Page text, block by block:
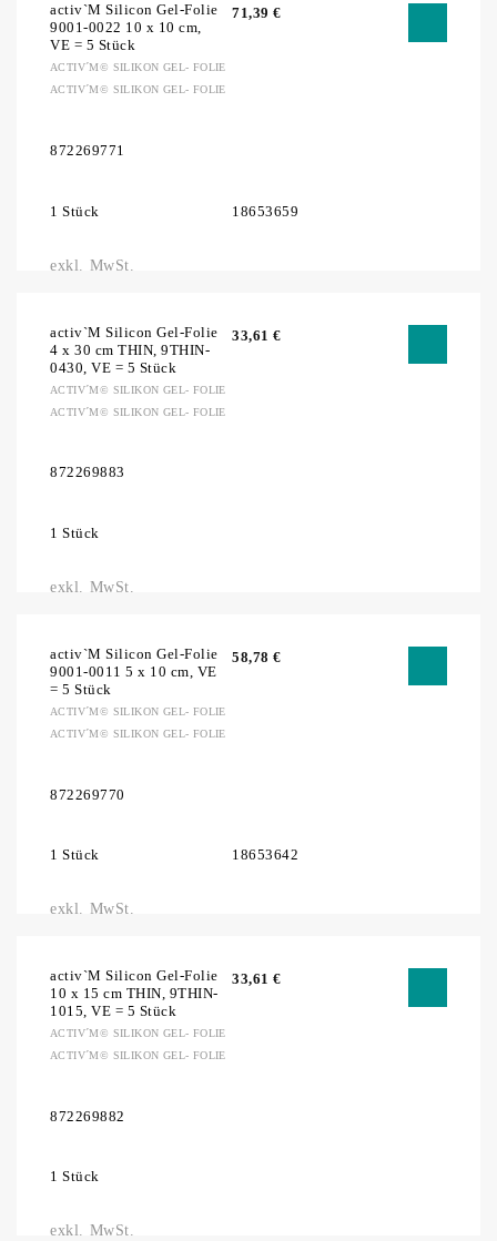
ACTIV´M© SILIKON GEL- FOLIE
ACTIV´M© SILIKON GEL- FOLIE
activ`M Silicon Gel-Folie
9001-0022 10 x 10 cm,
VE = 5 Stück
872269771
1 Stück
71,39€
18653659
exkl. MwSt.
ACTIV´M© SILIKON GEL- FOLIE
ACTIV´M© SILIKON GEL- FOLIE
activ`M Silicon Gel-Folie
4 x 30 cm THIN, 9THIN-
0430, VE = 5 Stück
872269883
1 Stück
33,61€
exkl. MwSt.
ACTIV´M© SILIKON GEL- FOLIE
ACTIV´M© SILIKON GEL- FOLIE
activ`M Silicon Gel-Folie
9001-0011 5 x 10 cm, VE
= 5 Stück
872269770
1 Stück
58,78€
18653642
exkl. MwSt.
ACTIV´M© SILIKON GEL- FOLIE
ACTIV´M© SILIKON GEL- FOLIE
activ`M Silicon Gel-Folie
10 x 15 cm THIN, 9THIN-
1015, VE = 5 Stück
872269882
1 Stück
33,61€
exkl. MwSt.